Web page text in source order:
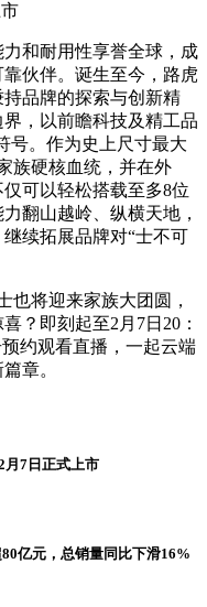
和耐用性享誉全球，成
伙伴。诞生至今，路虎
品牌的探索与创新精
，以前瞻科技及精工品
号。作为史上尺寸最大
族硬核血统，并在外
可以轻松搭载至多8位
翻山越岭、纵横天地，
续拓展品牌对“士不可
也将迎来家族大团圆，
？即刻起至2月7日20：
约观看直播，一起云端
章。
月7日正式上市
亿元，总销量同比下滑16%